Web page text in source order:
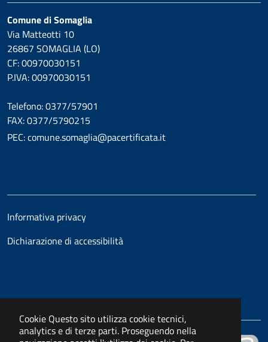
Cookie Questo sito utilizza cookie tecnici,
analytics e di terze parti. Proseguendo nella
Comune di Somaglia
Via Matteotti 10
26867 SOMAGLIA (LO)
CF: 00970030151
P.IVA: 00970030151
Telefono: 0377/57901
FAX: 0377/5790215
PEC: comune.somaglia@pacertificata.it
Informativa privacy
Dichiarazione di accessibilità